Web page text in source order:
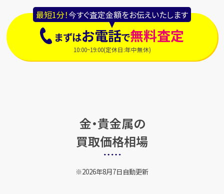
最短1分！今すぐ査定金額をお伝えいたします
まずはお電話で無料査定
10:00~19:00(定休日:年中無休)
金・貴金属の
買取価格相場
2026年8月7日自動更新